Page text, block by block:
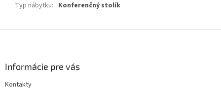
Typ nábytku: Konferenčný stolík
Informácie pre vás
Kontakty